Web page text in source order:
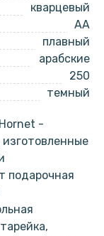
кварцевый
AA
плавный
арабские
250
темный
-
подарочная